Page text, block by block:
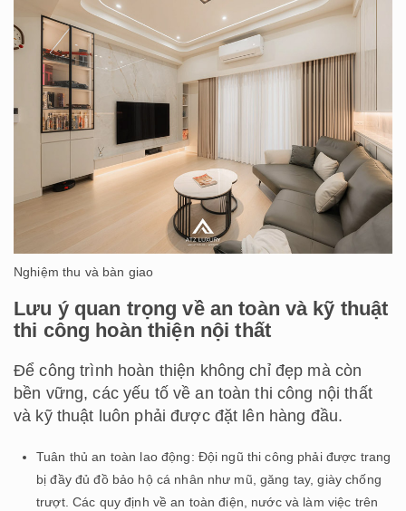
Nghiệm thu và bàn giao
Lưu ý quan trọng về an toàn và kỹ thuật
thi công hoàn thiện nội thất
Để công trình hoàn thiện không chỉ đẹp mà còn
bền vững, các yếu tố về an toàn thi công nội thất
và kỹ thuật luôn phải được đặt lên hàng đầu.
Tuân thủ an toàn lao động: Đội ngũ thi công phải được trang
bị đầy đủ đồ bảo hộ cá nhân như mũ, găng tay, giày chống
trượt. Các quy định về an toàn điện, nước và làm việc trên